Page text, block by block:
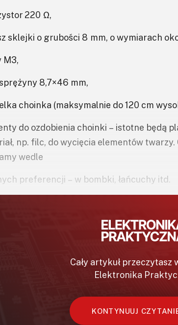
220 Ω,
sklejki o grubości 8 mm, o wymiarach
M3,
8,7×46 mm,
choinka (maksymalnie do 120 cm
do ozdobienia choinki – istotne będą
np. filc, do wycięcia elementów
wedle
preferencji – w bombki, łańcuchy itd.
Cały artykuł przeczytasz
Elektronika
KONTYNUUJ